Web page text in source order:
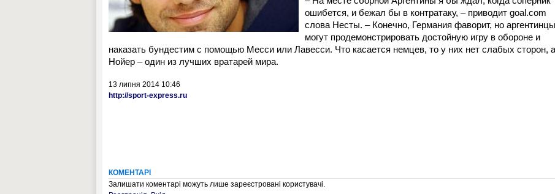
ошибется, и бежал бы в контратаку, – приводит goal.com
слова Несты. – Конечно, Германия фаворит, но аргентинцы
могут продемонстрировать достойную игру в обороне и
наказать бундестим с помощью Месси или Лавесси. Что касается немцев, то у них нет слабых сторон, а
Нойер – один из лучших вратарей мира.
13 липня 2014 10:46
http://sport-express.ru
КОМЕНТАРІ
Залишати коментарі можуть лише зареєстровані користувачі.